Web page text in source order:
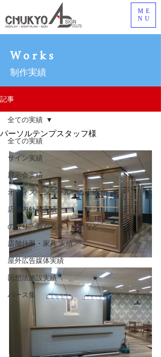
ME
NU
制作実績
Works
記事
全ての実績
サイン実績
展示会実績
オフィス・ショールーム実績
店舗内外装実績
のぼり・着ぐるみ・模型など
店舗什器・家具 実績
屋外広告媒体実績
回想法施設実績
パース集
全ての実績
パーソルテンプスタッフ様